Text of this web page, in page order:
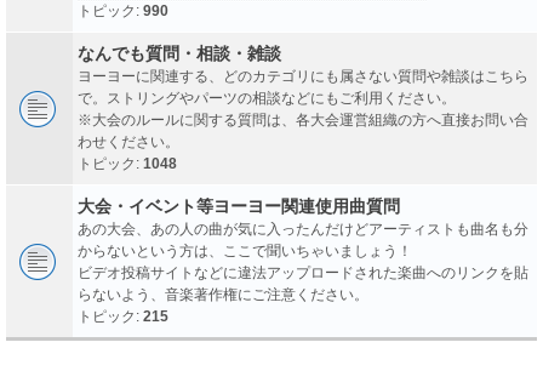
トピック: 990
なんでも質問・相談・雑談
ヨーヨーに関連する、どのカテゴリにも属さない質問や雑談はこちら
で。ストリングやパーツの相談などにもご利用ください。
※大会のルールに関する質問は、各大会運営組織の方へ直接お問い合
わせください。
トピック: 1048
大会・イベント等ヨーヨー関連使用曲質問
あの大会、あの人の曲が気に入ったんだけどアーティストも曲名も分
からないという方は、ここで聞いちゃいましょう！
ビデオ投稿サイトなどに違法アップロードされた楽曲へのリンクを貼
らないよう、音楽著作権にご注意ください。
トピック: 215